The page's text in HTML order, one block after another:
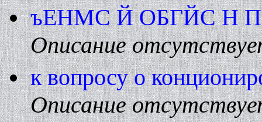
ъЕНМС Й ОБГЙС H
Описание
к вопросу о
Описание